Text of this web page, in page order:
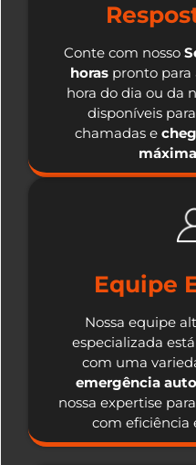
Conte com nosso
horas pronto
hora do dia ou da
disponíveis
chamadas e
Equipe
Nossa equipe
especializada
com uma
emergência
nossa expertise
com eficiência